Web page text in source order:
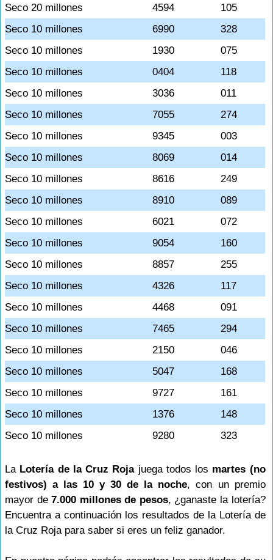
Seco 20 millones
4594
105
Seco 10 millones
6990
328
Seco 10 millones
1930
075
Seco 10 millones
0404
118
Seco 10 millones
3036
011
Seco 10 millones
7055
274
Seco 10 millones
9345
003
Seco 10 millones
8069
014
Seco 10 millones
8616
249
Seco 10 millones
8910
089
Seco 10 millones
6021
072
Seco 10 millones
9054
160
Seco 10 millones
8857
255
Seco 10 millones
4326
117
Seco 10 millones
4468
091
Seco 10 millones
7465
294
Seco 10 millones
2150
046
Seco 10 millones
5047
168
Seco 10 millones
9727
161
Seco 10 millones
1376
148
Seco 10 millones
9280 323
La Lotería de la Cruz Rojajuega todos los martes (no
festivos) a las 10 y 30 de la noche, con un premio
mayor de7.000 millones de pesos, ¿ganaste la lotería?
Encuentra a continuación los resultados de la Lotería de
la Cruz Roja para saber si eres un feliz ganador.